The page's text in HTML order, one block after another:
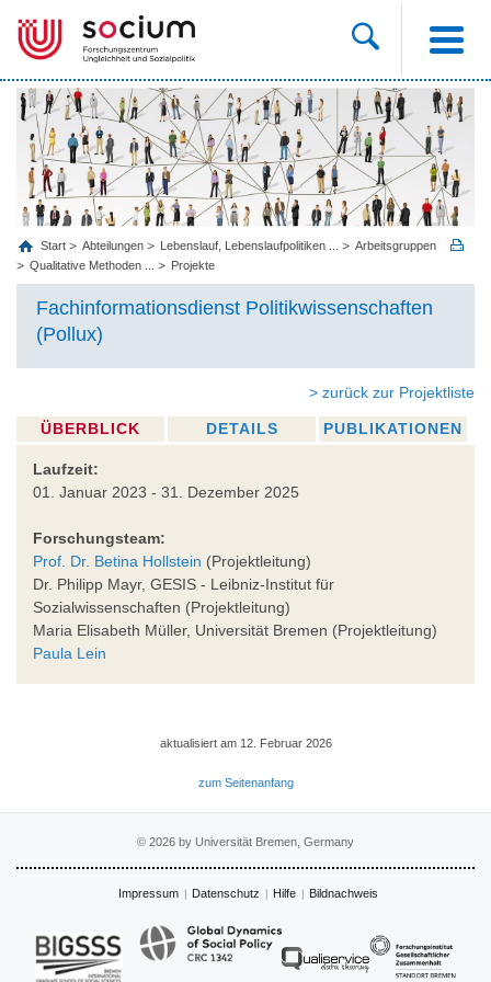
Start Abteilungen Lebenslauf, Lebenslaufpolitiken ...
Arbeitsgruppen
Qualitative Methoden ...
Projekte
Fachinformationsdienst Politikwissenschaften
(Pollux)
> zurück zur Projektliste
ÜBERBLICK DETAILS PUBLIKATIONEN
Laufzeit:
01. Januar 2023 - 31. Dezember 2025
Forschungsteam:
Prof. Dr. Betina Hollstein (Projektleitung)
Dr. Philipp Mayr, GESIS - Leibniz-Institut für
Sozialwissenschaften (Projektleitung)
Maria Elisabeth Müller, Universität Bremen (Projektleitung)
Paula Lein
aktualisiert am 12. Februar 2026
zum Seitenanfang
© 2026 by Universität Bremen, Germany
Impressum Datenschutz Hilfe Bildnachweis